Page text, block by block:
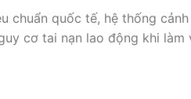
chuẩn quốc tế, hệ thống
cơ tai nạn lao động khi làm